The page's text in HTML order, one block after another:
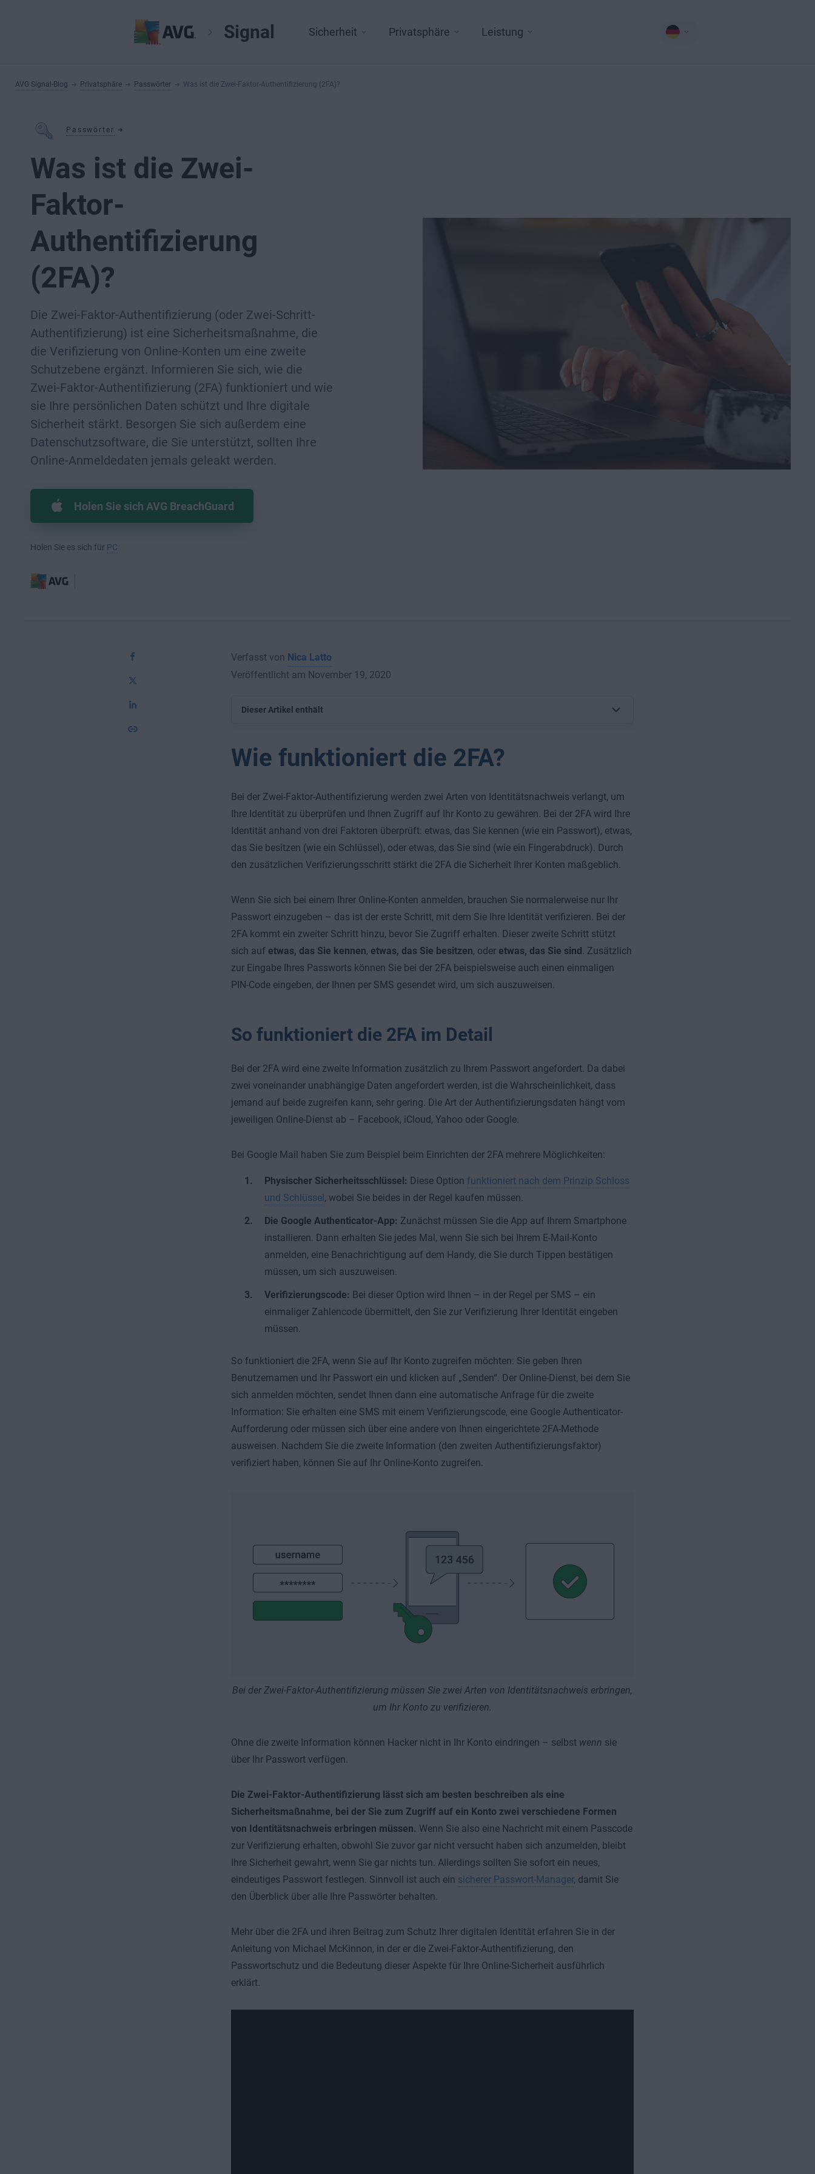
Signal Sicherheit Privatsphäre Leistung
AVG Signal-Blog Privatsphäre Passwörter Was ist die Zwei-Faktor-Authentifizierung (2FA)?
Passwörter
Was ist die Zwei-
Faktor-
Authentifizierung
(2FA)?
Die Zwei-Faktor-Authentifizierung (oder Zwei-Schritt-
Authentifizierung) ist eine Sicherheitsmaßnahme, die
die Verifizierung von Online-Konten um eine zweite
Schutzebene ergänzt. Informieren Sie sich, wie die
Zwei-Faktor-Authentifizierung (2FA) funktioniert und wie
sie Ihre persönlichen Daten schützt und Ihre digitale
Sicherheit stärkt. Besorgen Sie sich außerdem eine
Datenschutzsoftware, die Sie unterstützt, sollten Ihre
Online-Anmeldedaten jemals geleakt werden.
Holen Sie sich AVG BreachGuard
Holen Sie es sich für PC
Verfasst von Nica Latto
Veröffentlicht am November 19, 2020
Dieser Artikel enthält
Wie funktioniert die 2FA?
Bei der Zwei-Faktor-Authentifizierung werden zwei Arten von Identitätsnachweis verlangt, um
Ihre Identität zu überprüfen und Ihnen Zugriff auf Ihr Konto zu gewähren. Bei der 2FA wird Ihre
Identität anhand von drei Faktoren überprüft: etwas, das Sie kennen (wie ein Passwort), etwas,
das Sie besitzen (wie ein Schlüssel), oder etwas, das Sie sind (wie ein Fingerabdruck). Durch
den zusätzlichen Verifizierungsschritt stärkt die 2FA die Sicherheit Ihrer Konten maßgeblich.
Wenn Sie sich bei einem Ihrer Online-Konten anmelden, brauchen Sie normalerweise nur Ihr
Passwort einzugeben – das ist der erste Schritt, mit dem Sie Ihre Identität verifizieren. Bei der
2FA kommt ein zweiter Schritt hinzu, bevor Sie Zugriff erhalten. Dieser zweite Schritt stützt
sich auf etwas, das Sie kennen, etwas, das Sie besitzen, oder etwas, das Sie sind. Zusätzlich
zur Eingabe Ihres Passworts können Sie bei der 2FA beispielsweise auch einen einmaligen
PIN-Code eingeben, der Ihnen per SMS gesendet wird, um sich auszuweisen.
So funktioniert die 2FA im Detail
Bei der 2FA wird eine zweite Information zusätzlich zu Ihrem Passwort angefordert. Da dabei
zwei voneinander unabhängige Daten angefordert werden, ist die Wahrscheinlichkeit, dass
jemand auf beide zugreifen kann, sehr gering. Die Art der Authentifizierungsdaten hängt vom
jeweiligen Online-Dienst ab – Facebook, iCloud, Yahoo oder Google.
Bei Google Mail haben Sie zum Beispiel beim Einrichten der 2FA mehrere Möglichkeiten:
Physischer Sicherheitsschlüssel: Diese Option funktioniert nach dem Prinzip Schloss
und Schlüssel, wobei Sie beides in der Regel kaufen müssen.
Die Google Authenticator-App: Zunächst müssen Sie die App auf Ihrem Smartphone
installieren. Dann erhalten Sie jedes Mal, wenn Sie sich bei Ihrem E-Mail-Konto
anmelden, eine Benachrichtigung auf dem Handy, die Sie durch Tippen bestätigen
müssen, um sich auszuweisen.
Verifizierungscode: Bei dieser Option wird Ihnen – in der Regel per SMS – ein
einmaliger Zahlencode übermittelt, den Sie zur Verifizierung Ihrer Identität eingeben
müssen.
So funktioniert die 2FA, wenn Sie auf Ihr Konto zugreifen möchten: Sie geben Ihren
Benutzernamen und Ihr Passwort ein und klicken auf „Senden“. Der Online-Dienst, bei dem Sie
sich anmelden möchten, sendet Ihnen dann eine automatische Anfrage für die zweite
Information: Sie erhalten eine SMS mit einem Verifizierungscode, eine Google Authenticator-
Aufforderung oder müssen sich über eine andere von Ihnen eingerichtete 2FA-Methode
ausweisen. Nachdem Sie die zweite Information (den zweiten Authentifizierungsfaktor)
verifiziert haben, können Sie auf Ihr Online-Konto zugreifen.
Bei der Zwei-Faktor-Authentifizierung müssen Sie zwei Arten von Identitätsnachweis erbringen,
um Ihr Konto zu verifizieren.
Ohne die zweite Information können Hacker nicht in Ihr Konto eindringen – selbst wenn sie
über Ihr Passwort verfügen.
Die Zwei-Faktor-Authentifizierung lässt sich am besten beschreiben als eine
Sicherheitsmaßnahme, bei der Sie zum Zugriff auf ein Konto zwei verschiedene Formen
von Identitätsnachweis erbringen müssen. Wenn Sie also eine Nachricht mit einem Passcode
zur Verifizierung erhalten, obwohl Sie zuvor gar nicht versucht haben sich anzumelden, bleibt
Ihre Sicherheit gewahrt, wenn Sie gar nichts tun. Allerdings sollten Sie sofort ein neues,
eindeutiges Passwort festlegen. Sinnvoll ist auch ein sicherer Passwort-Manager, damit Sie
den Überblick über alle Ihre Passwörter behalten.
Mehr über die 2FA und ihren Beitrag zum Schutz Ihrer digitalen Identität erfahren Sie in der
Anleitung von Michael McKinnon, in der er die Zwei-Faktor-Authentifizierung, den
Passwortschutz und die Bedeutung dieser Aspekte für Ihre Online-Sicherheit ausführlich
erklärt.